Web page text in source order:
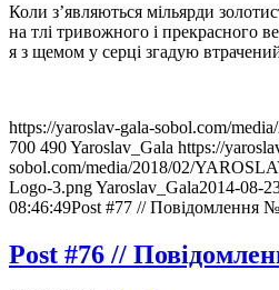
Коли з’являються мільярди
на тлі тривожного і прекрасного
я з щемом у серці згадую
https://yaroslav-gala-sobol.com/
700 490Yaroslav_Gala https://
sobol.com/media/2018/02/
Logo-3.pngYaroslav_Gala2014-08-
08:46:49Post #77 // Повідомлення
Post #76 //